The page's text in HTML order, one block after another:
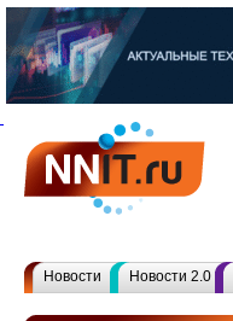
Новости Новости 2.0